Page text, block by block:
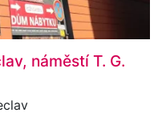
náměstí T. G.